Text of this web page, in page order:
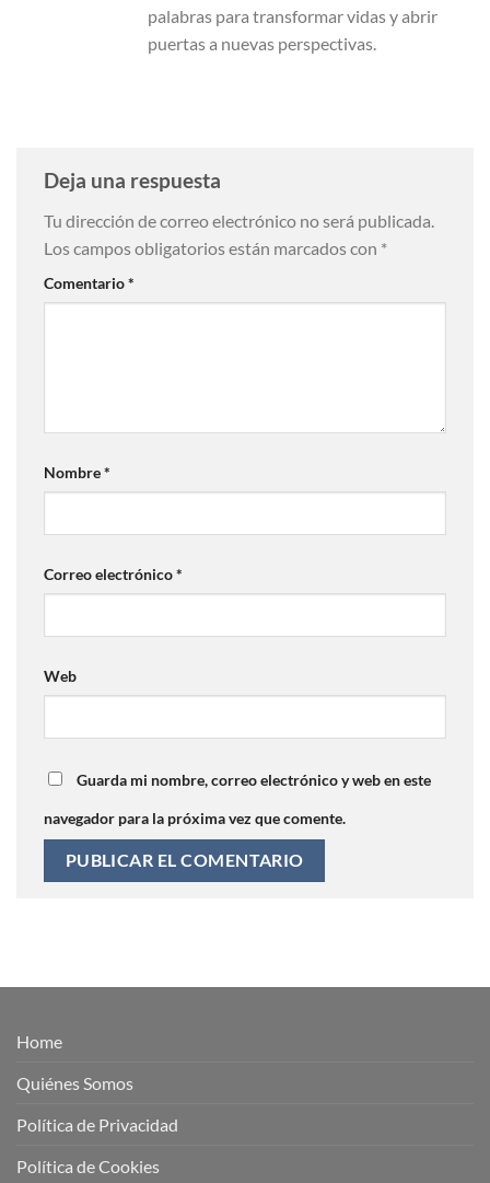
palabras para transformar vidas y abrir
puertas a nuevas perspectivas.
Deja una respuesta
Tu dirección de correo electrónico no será publicada.
Los campos obligatorios están marcados con *
Comentario*
Nombre*
Correo electrónico*
Web
Guarda mi nombre, correo electrónico y web en este
navegador para la próxima vez que comente.
Home
Quiénes Somos
Política de Privacidad
Política de Cookies